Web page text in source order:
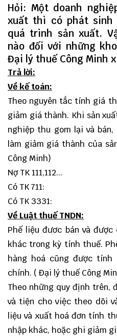
Hỏi: Một doanh
xuất thì có phát sinh
quá trình sản xuất.
nào đối với những
Đại lý thuế Công Minh
Trả lời:
Về kế toán:
Theo nguyên tắc tính giá
giảm giá thành. Khi sản
nghiệp thu gom lại và
làm giảm giá thành của
Công Minh)
Nợ TK 111,112...
Có TK 711:
Có TK 3331:
Về Luật thuế TNDN:
Phế liệu đươc bán và
khác trong kỳ tính thuế.
hàng hoá cũng được tính
chính. ( Đại lý thuế Công
Theo những quy định trên,
và tiện cho việc theo dõi
liệu và xuất hoá đơn tính
nhập khác, hoặc ghi giảm